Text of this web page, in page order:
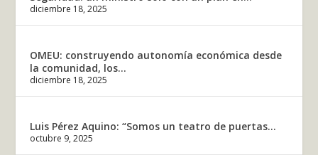
diciembre 18, 2025
OMEU: construyendo autonomía económica desde
la comunidad, los...
diciembre 18, 2025
Luis Pérez Aquino: “Somos un teatro de puertas...
octubre 9, 2025